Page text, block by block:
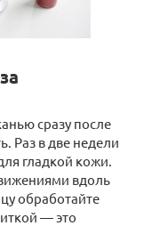
сразу после
Раз в две недели
гладкой кожи.
вдоль
обработайте
— это